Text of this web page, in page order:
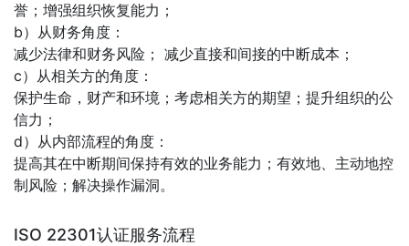
誉；增强组织恢复能力；
b）从财务角度：
减少法律和财务风险； 减少直接和间接的中断成本；
c）从相关方的角度：
保护生命，财产和环境；考虑相关方的期望；提升组织的公
信力；
d）从内部流程的角度：
提高其在中断期间保持有效的业务能力；有效地、主动地控
制风险；解决操作漏洞。
ISO 22301认证服务流程